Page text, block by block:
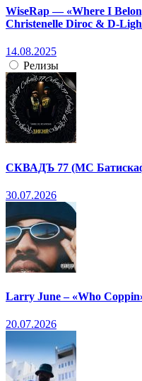
WiseRap — «Where I
Christenelle Diroc & D-
14.08.2025
Релизы
СКВАДЪ 77 (МС
30.07.2026
Larry June – «Who
20.07.2026